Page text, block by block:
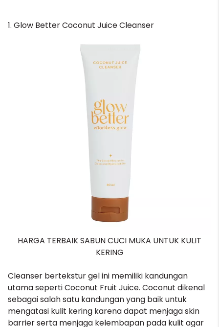
1. Glow Better Coconut Juice Cleanser
HARGA TERBAIK SABUN CUCI MUKA UNTUK KULIT
KERING
Cleanser bertekstur gel ini memiliki kandungan
utama seperti Coconut Fruit Juice. Coconut dikenal
sebagai salah satu kandungan yang baik untuk
mengatasi kulit kering karena dapat menjaga skin
barrier serta menjaga kelembapan pada kulit agar